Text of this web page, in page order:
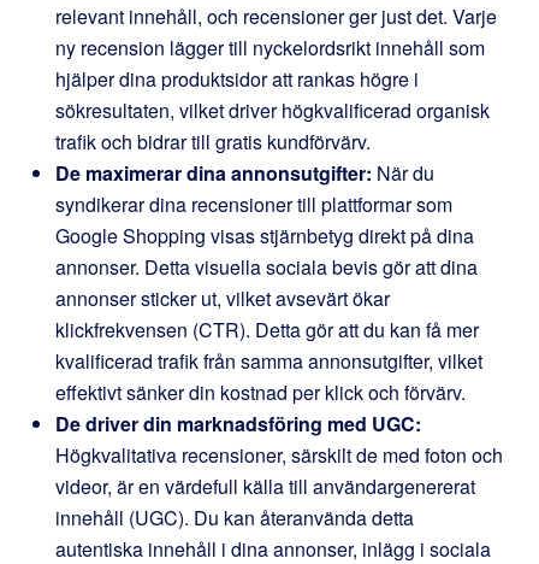
relevant innehåll, och recensioner ger just det. Varje
ny recension lägger till nyckelordsrikt innehåll som
hjälper dina produktsidor att rankas högre i
sökresultaten, vilket driver högkvalificerad organisk
trafik och bidrar till gratis kundförvärv.
De maximerar dina annonsutgifter: När du
syndikerar dina recensioner till plattformar som
Google Shopping visas stjärnbetyg direkt på dina
annonser. Detta visuella sociala bevis gör att dina
annonser sticker ut, vilket avsevärt ökar
klickfrekvensen (CTR). Detta gör att du kan få mer
kvalificerad trafik från samma annonsutgifter, vilket
effektivt sänker din kostnad per klick och förvärv.
De driver din marknadsföring med UGC:
Högkvalitativa recensioner, särskilt de med foton och
videor, är en värdefull källa till användargenererat
innehåll (UGC). Du kan återanvända detta
autentiska innehåll i dina annonser, inlägg i sociala